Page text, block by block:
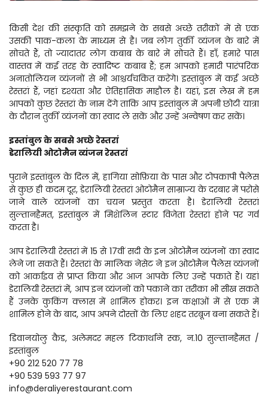
किसी देश की संस्कृति को समझने के सबसे अच्छे तरीकों में से एक
उसकी पाक-कला के माध्यम से है। जब लोग तुर्की व्यंजन के बारे में
सोचते हैं, तो ज्यादातर लोग कबाब के बारे में सोचते हैं। हाँ, हमारे पास
वास्तव में कई तरह के स्वादिष्ट कबाब हैं; हम आपको हमारी पारंपरिक
अनातोलियन व्यंजनों से भी आश्चर्यचकित करेंगे। इस्तांबुल में कई अच्छे
रेस्तरां हैं, जहां दृश्यता और ऐतिहासिक माहौल है। यहां, इस लेख में हम
आपको कुछ रेस्तरां के नाम देंगे ताकि आप इस्तांबुल में अपनी छोटी यात्रा
के दौरान तुर्की व्यंजनों का स्वाद ले सकें और उन्हें अन्वेषण कर सकें।
इस्तांबुल के सबसे अच्छे रेस्तरां
डेरालियी ओटोमैन व्यंजन रेस्तरां
पुराने इस्तांबुल के दिल में, हागिया सोफ़िया के पास और टोपकापी पैलेस
से कुछ ही कदम दूर, डेरालियी रेस्तरां ओटोमैन साम्राज्य के दरबार में परोसे
जाने वाले व्यंजनों का चयन प्रस्तुत करता है। डेरालियी रेस्तरां
सुल्तानहैमत, इस्तांबुल में मिशेलिन स्टार विजेता रेस्तरां होने पर गर्व
करता है।
आप डेरालियी रेस्तरां में 15 से 17वीं सदी के इन ओटोमैन व्यंजनों का स्वाद
लेने जा सकते हैं। रेस्तरां के मालिक नेसेट ने इन ओटोमैन पैलेस व्यंजनों
को आर्काइव से प्राप्त किया और आज आपके लिए उन्हें पकाते हैं। यहां
डेरालियी रेस्तरां में, आप इन व्यंजनों को पकाने का तरीका भी सीख सकते
हैं उनके कुकिंग क्लास में शामिल होकर। इन कक्षाओं में से एक में
शामिल होने के बाद, आप अपने दोस्तों के लिए शहद तरबूज बना सकते हैं।
डिवानयोलु कैड, अलेमदर महल टिकार्थाने स्क, न.10 सुल्तानहैमत /
इस्तांबुल
+90 212 520 77 78
+90 539 593 77 97
info@deraliyerestaurant.com